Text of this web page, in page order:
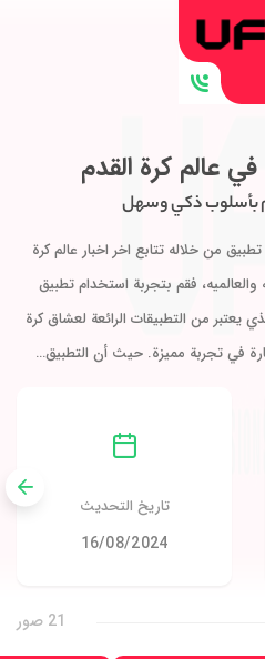
عالم كرة القدم
بأسلوب ذكي وسهل
من خلاله تتابع اخر اخبار عالم كرة
والعالميه، فقم بتجربة استخدام تطبيق
يعتبر من التطبيقات الرائعة لعشاق كرة
في تجربة مميزة. حيث أن التطبيق…
تاريخ التحديث
16/08/2024
21 صور